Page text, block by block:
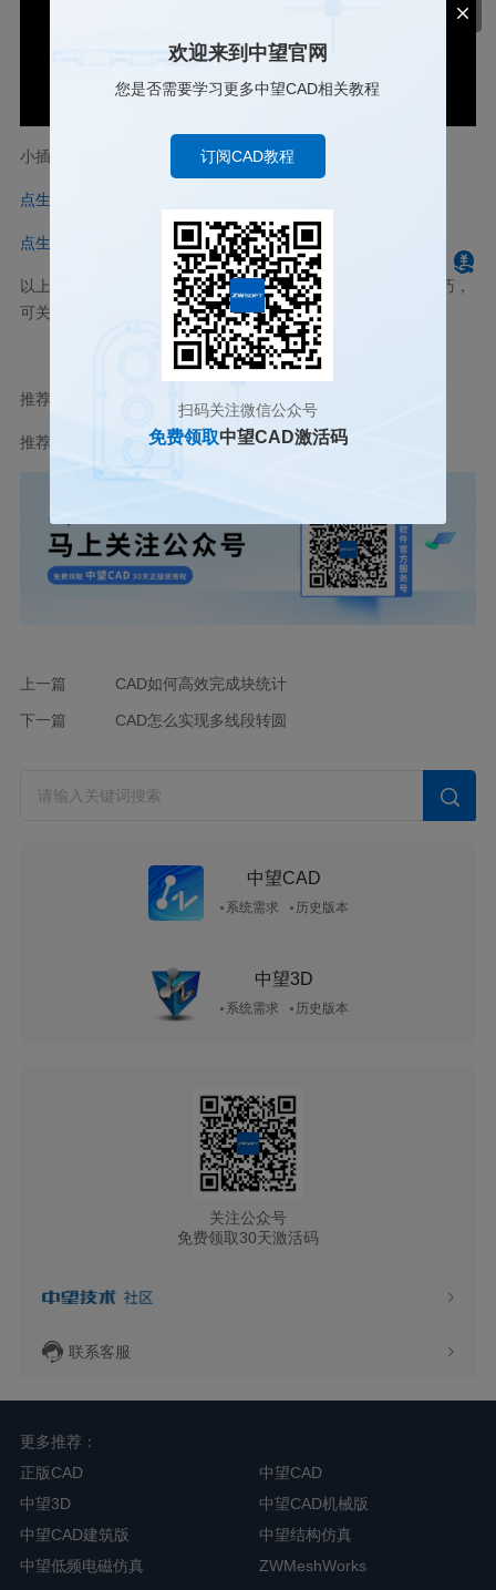
小插件下载：
点生成封闭多段线 .lsp
点生成封闭样条曲线.lsp
以上就是本篇文章的全部内容，若想了解更多CAD相关使用技巧，
可关注下方链接！
推荐阅读： CAD如何高效完成块统计
推荐阅读： 3D建模软件怎么将块内对象改为0图层且颜色随层
上一篇 CAD如何高效完成块统计
下一篇 CAD怎么实现多线段转圆
中望CAD
系统需求 历史版本
中望3D
系统需求 历史版本
关注公众号
免费领取30天激活码
联系客服
更多推荐：
正版CAD
中望CAD
中望3D
中望CAD机械版
中望CAD建筑版
中望结构仿真
中望低频电磁仿真
ZWMeshWorks
欢迎来到中望官网
您是否需要学习更多中望CAD相关教程
订阅CAD教程
扫码关注微信公众号
免费领取中望CAD激活码